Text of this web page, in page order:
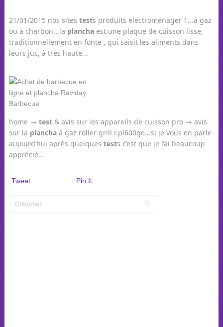
21/01/2015 nos sites tests produits electroménager 1...à gaz
ou à charbon...la planchaest une plaque de cuisson lisse,
traditionnellement en fonte , qui saisit les aliments dans
leurs jus, à très haute...
home → test& avis sur les appareils de cuisson pro → avis
sur la planchaà gaz roller grill r.pl600ge...si je vous en parle
aujourd’hui après quelques tests c’est que je l’ai beaucoup
apprécié...
Tweet Pin It